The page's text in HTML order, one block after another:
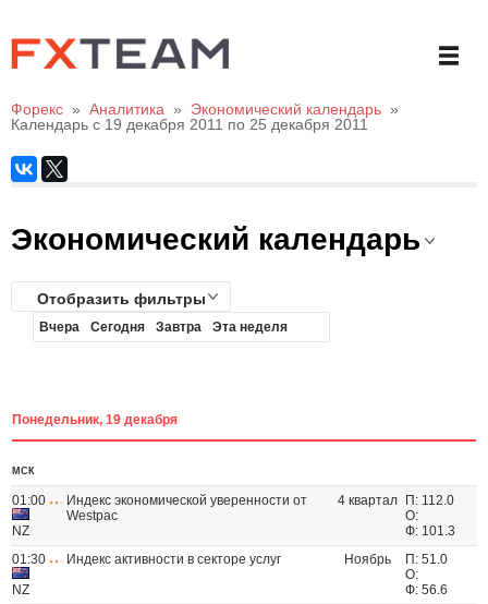
Форекс » Аналитика » Экономический календарь »
Календарь с 19 декабря 2011 по 25 декабря 2011
Экономический календарь
Отобразить фильтры
Вчера Сегодня Завтра Эта неделя
Понедельник, 19 декабря
МСК
01:00
NZ
Индекс экономической уверенности от
Westpac
4 квартал
П: 112.0
О:
Ф: 101.3
01:30
NZ
Индекс активности в секторе услуг Ноябрь
П: 51.0
О:
Ф: 56.6